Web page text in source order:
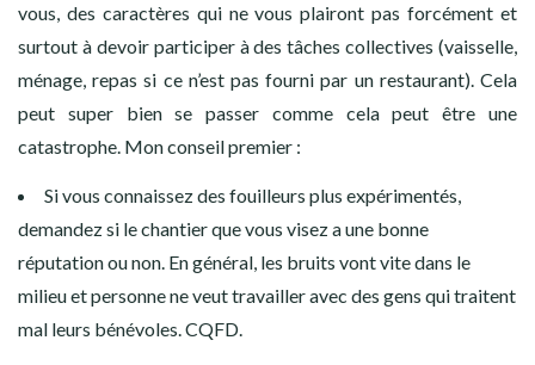
vous, des caractères qui ne vous plairont pas forcément et
surtout à devoir participer à des tâches collectives (vaisselle,
ménage, repas si ce n’est pas fourni par un restaurant). Cela
peut super bien se passer comme cela peut être une
catastrophe. Mon conseil premier :
Si vous connaissez des fouilleurs plus expérimentés,
demandez si le chantier que vous visez a une bonne
réputation ou non. En général, les bruits vont vite dans le
milieu et personne ne veut travailler avec des gens qui traitent
mal leurs bénévoles. CQFD.